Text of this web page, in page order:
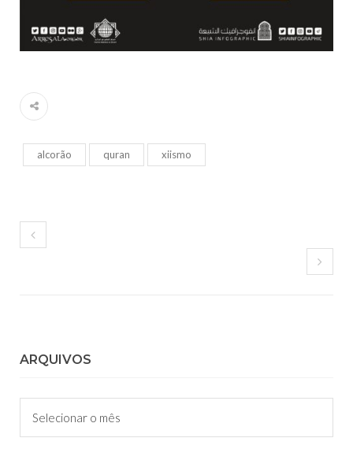
alcorão quran xiismo
ARQUIVOS
Arquivos